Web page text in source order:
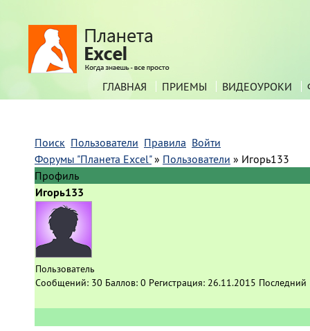
ГЛАВНАЯ ПРИЕМЫ ВИДЕОУРОКИ
Поиск Пользователи Правила Войти
Форумы "Планета Excel" » Пользователи » Игорь133
Профиль
Игорь133
Пользователь
Сообщений: 30 Баллов: 0 Регистрация: 26.11.2015 Последний